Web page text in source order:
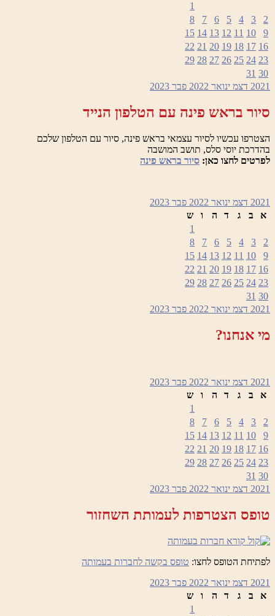
1
2
3
4
5
6
7
8
9
10
11
12
13
14
15
16
17
18
19
20
21
22
23
24
25
26
27
28
29
30
31
2021 דצמ ינואר 2022 פבר 2023
סיור בראש פינה עם הטלפון הנייד
הצטרפו עכשיו לסיור עצמאי בראש פינה, סיור עם הטלפון שלכם
בהדרכת יוסי סלס, תושב המושבה
לפרטים לחצו כאן: סיור בראש פינה
2021 דצמ ינואר 2022 פבר 2023
א
ב ג ד ה ו
ש
1
2
3
4
5
6
7
8
9
10
11
12
13
14
15
16
17
18
19
20
21
22
23
24
25
26
27
28
29
30
31
2021 דצמ ינואר 2022 פבר 2023
מי אנחנו?
2021 דצמ ינואר 2022 פבר 2023
א
ב ג ד ה ו
ש
1
2
3
4
5
6
7
8
9
10
11
12
13
14
15
16
17
18
19
20
21
22
23
24
25
26
27
28
29
30
31
2021 דצמ ינואר 2022 פבר 2023
טופס הצטרפות לעמותת השחזור
לפתיחת הטופס לחצו: טופס בקשה לחברות בעמותה
2021 דצמ ינואר 2022 פבר 2023
א
ב ג ד ה ו
ש
1